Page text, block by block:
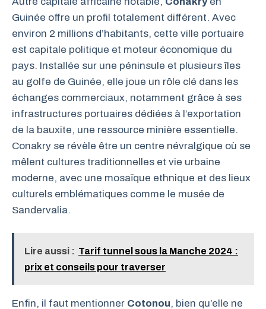
Guinée offre un profil totalement différent. Avec
environ 2 millions d’habitants, cette ville portuaire
est capitale politique et moteur économique du
pays. Installée sur une péninsule et plusieurs îles
au golfe de Guinée, elle joue un rôle clé dans les
échanges commerciaux, notamment grâce à ses
infrastructures portuaires dédiées à l’exportation
de la bauxite, une ressource minière essentielle.
Conakry se révèle être un centre névralgique où se
mêlent cultures traditionnelles et vie urbaine
moderne, avec une mosaïque ethnique et des lieux
culturels emblématiques comme le musée de
Sandervalia.
Lire aussi : Tarif tunnel sous la Manche 2024 :
prix et conseils pour traverser
Enfin, il faut mentionner Cotonou, bien qu’elle ne